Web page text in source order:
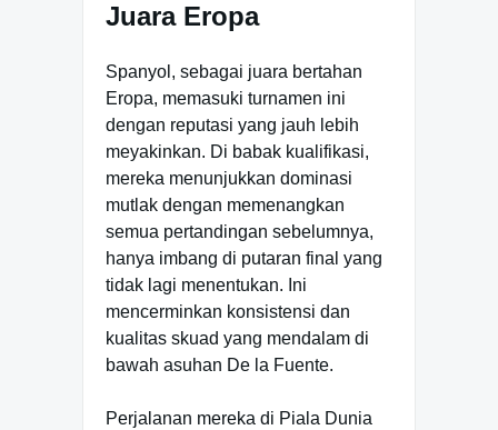
Juara Eropa
Spanyol, sebagai juara bertahan
Eropa, memasuki turnamen ini
dengan reputasi yang jauh lebih
meyakinkan. Di babak kualifikasi,
mereka menunjukkan dominasi
mutlak dengan memenangkan
semua pertandingan sebelumnya,
hanya imbang di putaran final yang
tidak lagi menentukan. Ini
mencerminkan konsistensi dan
kualitas skuad yang mendalam di
bawah asuhan De la Fuente.
Perjalanan mereka di Piala Dunia